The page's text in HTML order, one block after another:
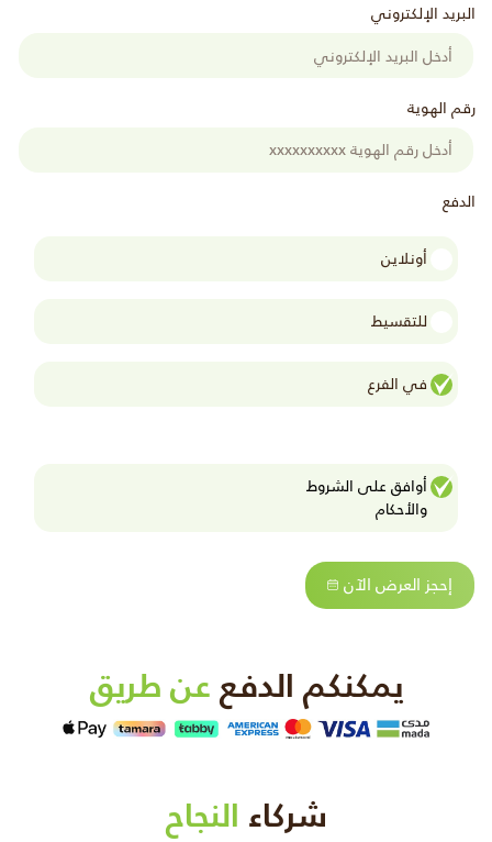
البريد الإلكتروني
رقم الهوية
الدفع
أونلاين
للتقسيط
في الفرع
أوافق على الشروط
واﻷحكام
إحجز العرض الآن
يمكنكم الدفععن طريق
شركاء النجاح